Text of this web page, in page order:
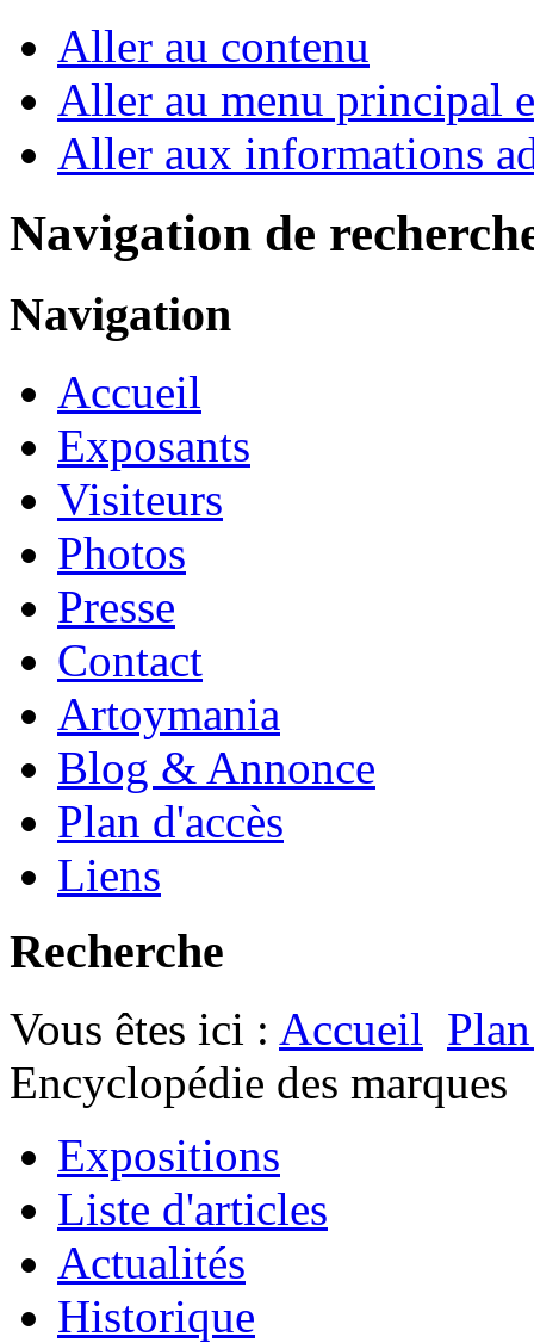
Aller au contenu
Aller au menu principal
Aller aux informations
Navigation de
Navigation
Accueil
Exposants
Visiteurs
Photos
Presse
Contact
Artoymania
Blog & Annonce
Plan d'accès
Liens
Recherche
Vous êtes ici : Accueil
Encyclopédie des marques
Expositions
Liste d'articles
Actualités
Historique